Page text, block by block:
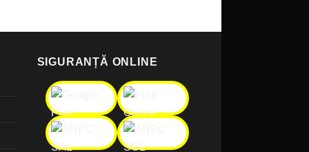
SIGURANȚĂ ONLINE